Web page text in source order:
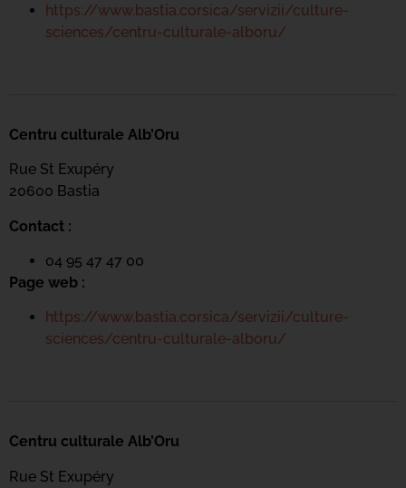
https://www.bastia.corsica/servizii/culture-
sciences/centru-culturale-alboru/
Centru culturale Alb’Oru
Rue St Exupéry
20600 Bastia
Contact :
04 95 47 47 00
Page web :
https://www.bastia.corsica/servizii/culture-
sciences/centru-culturale-alboru/
Centru culturale Alb’Oru
Rue St Exupéry